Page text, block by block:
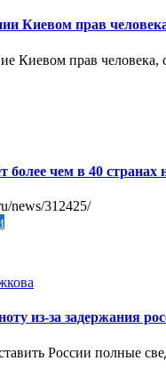
Киевом прав
Киевом прав человека,
более чем в 40 странах
news/312425/
из-за задержания
России полные